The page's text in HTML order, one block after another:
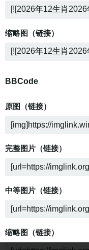
缩略图（链接）
BBCode
原图（链接）
完整图片（链接）
中等图片（链接）
缩略图（链接）